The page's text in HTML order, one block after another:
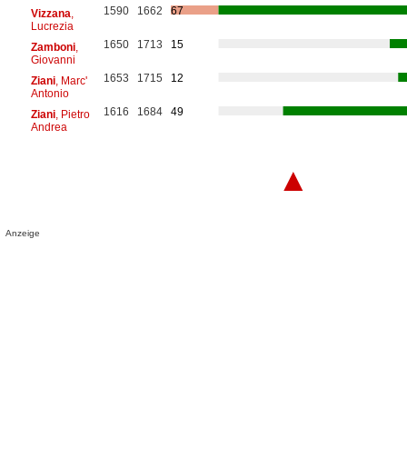
Vizzana
Lucrezia
1590 1662 67
Zamboni,
Giovanni
1650 1713 15
Ziani, Marc'
Antonio
1653 1715 12
Ziani, Pietro
Andrea
1616 1684 49
▲
Anzeige